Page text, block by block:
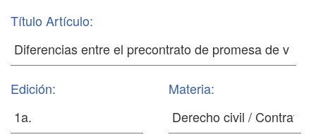
Título Artículo:
Edición: Materia: